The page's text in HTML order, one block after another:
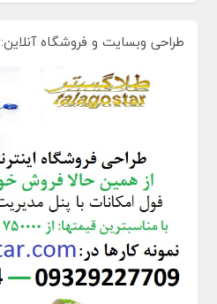
طراحی وبسایت و فروشگاه آنلاین: